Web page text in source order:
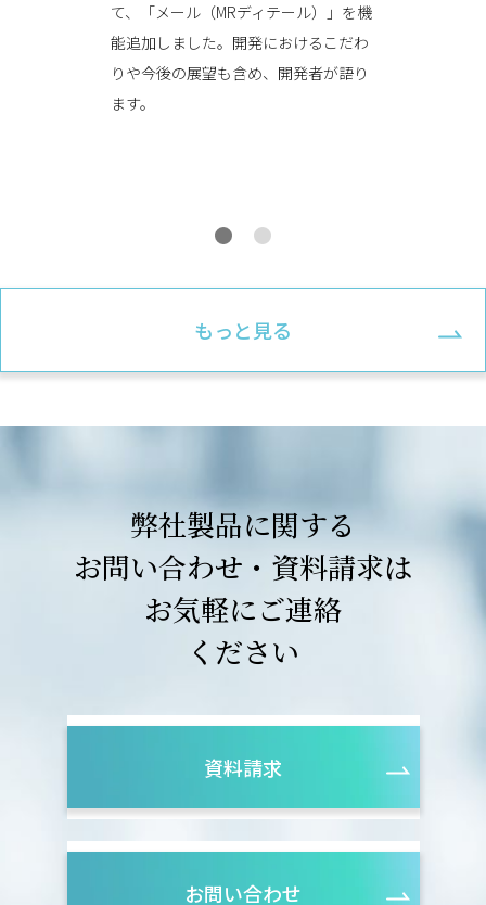
て、「メール（MRディテール）」を機
能追加しました。開発におけるこだわ
りや今後の展望も含め、開発者が語り
ます。
もっと見る
弊社製品に関する
お問い合わせ・資料請求は
お気軽にご連絡
ください
資料請求
お問い合わせ